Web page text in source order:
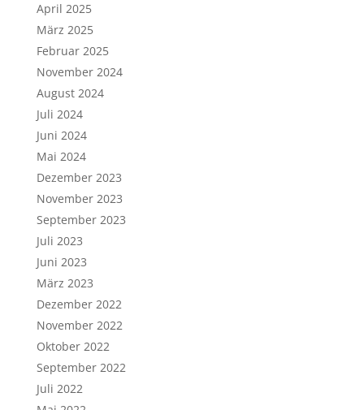
April 2025
März 2025
Februar 2025
November 2024
August 2024
Juli 2024
Juni 2024
Mai 2024
Dezember 2023
November 2023
September 2023
Juli 2023
Juni 2023
März 2023
Dezember 2022
November 2022
Oktober 2022
September 2022
Juli 2022